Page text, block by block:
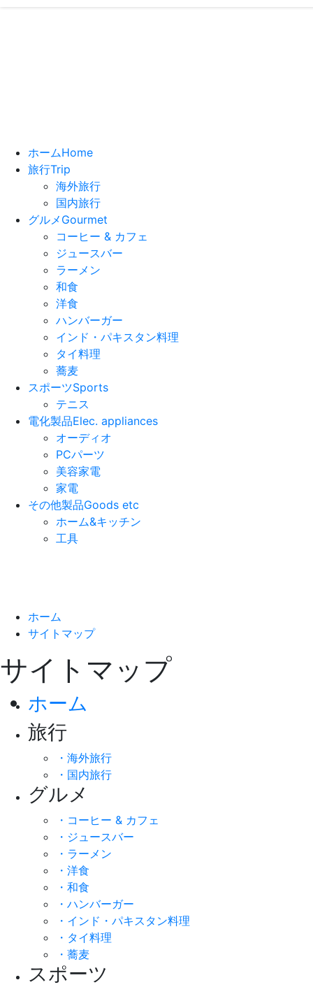
ホームHome
旅行Trip
海外旅行
国内旅行
グルメ Gourmet
コーヒー & カフェ
ジュースバー
ラーメン
和食
洋食
ハンバーガー
インド・パキスタン料理
タイ料理
蕎麦
スポーツSports
テニス
電化製品Elec. appliances
オーディオ
PCパーツ
美容家電
家電
その他製品Goods etc
ホーム&キッチン
工具
ホーム
サイトマップ
サイトマップ
ホーム
旅行
・海外旅行
・国内旅行
グルメ
・コーヒー & カフェ
・ジュースバー
・ラーメン
・洋食
・和食
・ハンバーガー
・インド・パキスタン料理
・タイ料理
・蕎麦
スポーツ